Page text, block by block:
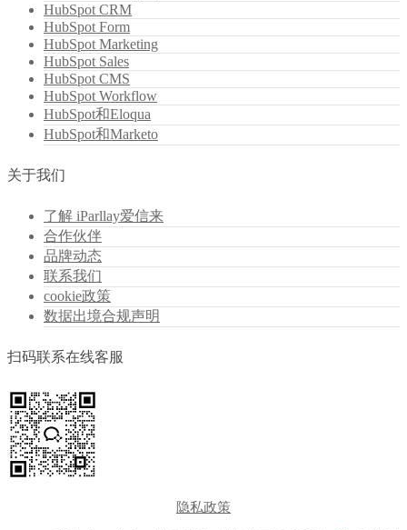
HubSpot CRM
HubSpot Form
HubSpot Marketing
HubSpot Sales
HubSpot CMS
HubSpot Workflow
HubSpot和Eloqua
HubSpot和Marketo
关于我们
了解 iParllay爱信来
合作伙伴
品牌动态
联系我们
cookie政策
数据出境合规声明
扫码联系在线客服
隐私政策